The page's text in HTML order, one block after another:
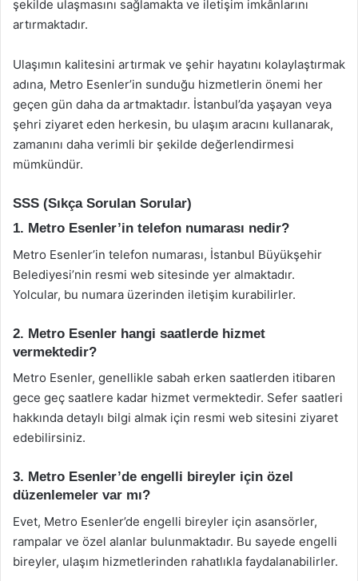
şekilde ulaşmasını sağlamakta ve iletişim imkânlarını
artırmaktadır.
Ulaşımın kalitesini artırmak ve şehir hayatını kolaylaştırmak
adına, Metro Esenler’in sunduğu hizmetlerin önemi her
geçen gün daha da artmaktadır. İstanbul’da yaşayan veya
şehri ziyaret eden herkesin, bu ulaşım aracını kullanarak,
zamanını daha verimli bir şekilde değerlendirmesi
mümkündür.
SSS (Sıkça Sorulan Sorular)
1. Metro Esenler’in telefon numarası nedir?
Metro Esenler’in telefon numarası, İstanbul Büyükşehir
Belediyesi’nin resmi web sitesinde yer almaktadır.
Yolcular, bu numara üzerinden iletişim kurabilirler.
2. Metro Esenler hangi saatlerde hizmet
vermektedir?
Metro Esenler, genellikle sabah erken saatlerden itibaren
gece geç saatlere kadar hizmet vermektedir. Sefer saatleri
hakkında detaylı bilgi almak için resmi web sitesini ziyaret
edebilirsiniz.
3. Metro Esenler’de engelli bireyler için özel
düzenlemeler var mı?
Evet, Metro Esenler’de engelli bireyler için asansörler,
rampalar ve özel alanlar bulunmaktadır. Bu sayede engelli
bireyler, ulaşım hizmetlerinden rahatlıkla faydalanabilirler.